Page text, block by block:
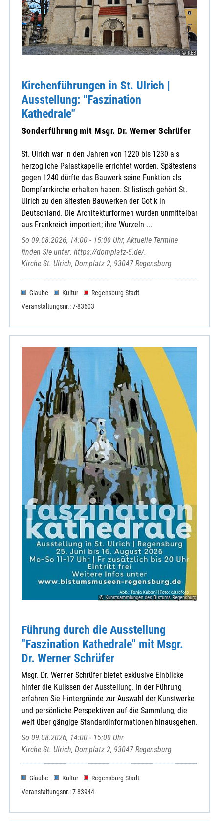
© KEB
Kirchenführungen in St. Ulrich |
Ausstellung: "Faszination
Kathedrale"
Sonderführung mit Msgr. Dr. Werner Schrüfer
St. Ulrich war in den Jahren von 1220 bis 1230 als
herzogliche Palastkapelle errichtet worden. Spätestens
gegen 1240 dürfte das Bauwerk seine Funktion als
Dompfarrkirche erhalten haben. Stilistisch gehört St.
Ulrich zu den ältesten Bauwerken der Gotik in
Deutschland. Die Architekturformen wurden unmittelbar
aus Frankreich importiert; ihre Wurzeln ...
So 09.08.2026, 14:00 - 15:00 Uhr, Aktuelle Termine
finden Sie unter: https://domplatz-5.de/.
Kirche St. Ulrich, Domplatz 2, 93047 Regensburg
Glaube Kultur
Regensburg-Stadt
Veranstaltungsnr.: 7-83603
© Kunstsammlungen des Bistums Regensburg
Führung durch die Ausstellung
"Faszination Kathedrale" mit Msgr.
Dr. Werner Schrüfer
Msgr. Dr. Werner Schrüfer bietet exklusive Einblicke
hinter die Kulissen der Ausstellung. In der Führung
erfahren Sie Hintergründe zur Auswahl der Kunstwerke
und persönliche Perspektiven auf die Sammlung, die
weit über gängige Standardinformationen hinausgehen.
So 09.08.2026, 14:00 - 15:00 Uhr
Kirche St. Ulrich, Domplatz 2, 93047 Regensburg
Glaube Kultur
Regensburg-Stadt
Veranstaltungsnr.: 7-83944